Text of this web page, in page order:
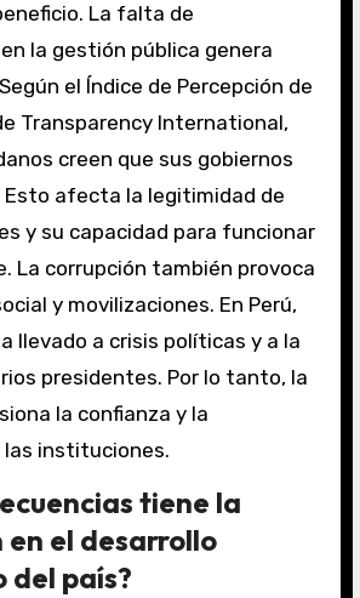
La falta de
la gestión pública genera
el Índice de Percepción de
Transparency International,
creen que sus gobiernos
Esto afecta la legitimidad de
y su capacidad para funcionar
La corrupción también provoca
y movilizaciones. En Perú,
llevado a crisis políticas y a la
presidentes. Por lo tanto, la
la confianza y la
las instituciones.
tiene la
en el desarrollo
del país?